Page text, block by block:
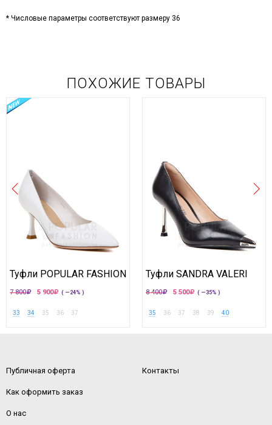
* Числовые параметры соответствуют размеру 36
ПОХОЖИЕ ТОВАРЫ
Туфли POPULAR FASHION
7 800 5 900 ( —24% )
33 34 35 36 37
Туфли SANDRA VALERI
8 400 5 500 ( —35% )
35 36 37 38 39 40
Публичная оферта
Как оформить заказ
О нас
Контакты